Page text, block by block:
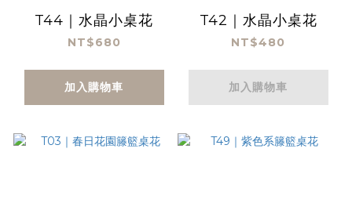
T44｜水晶小桌花
NT$680
加入購物車
T42｜水晶小桌花
NT$480
加入購物車